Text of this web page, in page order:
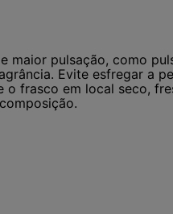
maior pulsação, como
Evite esfregar a
o frasco em local seco,